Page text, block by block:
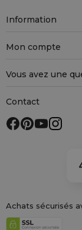
Information
Mon compte
Vous avez une
Contact
Achats sécurisés